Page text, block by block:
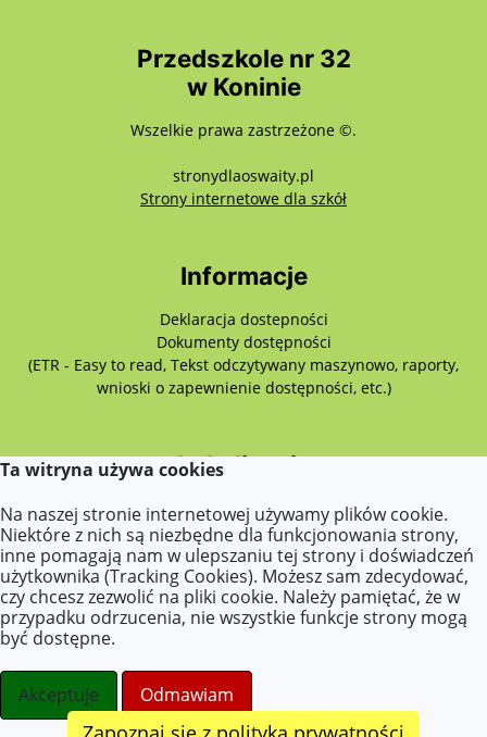
Przedszkole nr 32
w Koninie
Wszelkie prawa zastrzeżone ©.
stronydlaoswaity.pl
Strony internetowe dla szkółotwiera się w
Informacje
Deklaracja dostepności
Dokumenty dostępności
(ETR - Easy to read, Tekst odczytywany maszynowo, raporty,
wnioski o zapewnienie dostępności, etc.)
Lokalizacja
Przemysłowa 7,
62-510 Konin
Kontakt
E-mail: sekretariat@przedszkole32konin.pl
Ta witryna używa cookies
Na naszej stronie internetowej używamy plików cookie.
Niektóre z nich są niezbędne dla funkcjonowania strony,
inne pomagają nam w ulepszaniu tej strony i doświadczeń
użytkownika (Tracking Cookies). Możesz sam zdecydować,
czy chcesz zezwolić na pliki cookie. Należy pamiętać, że w
przypadku odrzucenia, nie wszystkie funkcje strony mogą
być dostępne.
Akceptuje Odmawiam